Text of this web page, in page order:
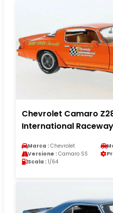
Chevrolet Camaro
International
Marca : Chevrolet
Versione : Camaro SS
Scala : 1/64